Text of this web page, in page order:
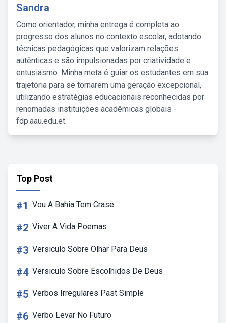
Sandra
Como orientador, minha entrega é completa ao
progresso dos alunos no contexto escolar, adotando
técnicas pedagógicas que valorizam relações
autênticas e são impulsionadas por criatividade e
entusiasmo. Minha meta é guiar os estudantes em sua
trajetória para se tornarem uma geração excepcional,
utilizando estratégias educacionais reconhecidas por
renomadas instituições acadêmicas globais -
fdp.aau.edu.et.
Top Post
#1 Vou A Bahia Tem Crase
#2 Viver A Vida Poemas
#3 Versiculo Sobre Olhar Para Deus
#4 Versiculo Sobre Escolhidos De Deus
#5 Verbos Irregulares Past Simple
#6 Verbo Levar No Futuro